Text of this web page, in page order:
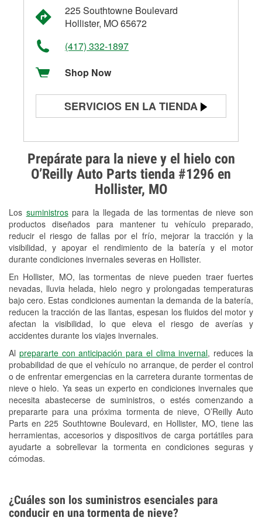
Prepárate para la nieve y el hielo con
O’Reilly Auto Parts tienda #1296 en
Hollister, MO
Los suministrospara la llegada de las tormentas de nieve son
productos diseñados para mantener tu vehículo preparado,
reducir el riesgo de fallas por el frío, mejorar la tracción y la
visibilidad, y apoyar el rendimiento de la batería y el motor
durante condiciones invernales severas en Hollister.
En Hollister, MO, las tormentas de nieve pueden traer fuertes
nevadas, lluvia helada, hielo negro y prolongadas temperaturas
bajo cero. Estas condiciones aumentan la demanda de la batería,
reducen la tracción de las llantas, espesan los fluidos del motor y
afectan la visibilidad, lo que eleva el riesgo de averías y
accidentes durante los viajes invernales.
Al prepararte con anticipación para el clima invernal, reduces la
probabilidad de que el vehículo no arranque, de perder el control
o de enfrentar emergencias en la carretera durante tormentas de
nieve o hielo. Ya seas un experto en condiciones invernales que
necesita abastecerse de suministros, o estés comenzando a
prepararte para una próxima tormenta de nieve, O’Reilly Auto
Parts en 225 Southtowne Boulevard, en Hollister, MO, tiene las
herramientas, accesorios y dispositivos de carga portátiles para
ayudarte a sobrellevar la tormenta en condiciones seguras y
cómodas.
225 Southtowne Boulevard
Hollister, MO 65672
(417) 332-1897
Shop Now
SERVICIOS EN LA TIENDA
Prueba de alternadores y
arrancadores
Revisión de la luz "Check Engine"
Reciclaje de baterías y aceite
Instalación de bombillas de faros
Instalación de limpiaparabrisas
Programa de Préstamo de
Herramientas
Rectificación de tambores y discos de
freno
Mangueras hidráulicas a la medida
Snowstorm Supplies
Tornado Supplies
Conoce más
¿Cuáles son los suministros esenciales para
conducir en una tormenta de nieve?